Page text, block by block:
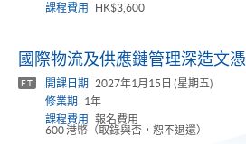
課程費用
HK$3,600
國際物流及供應鏈管理深造文憑
FT 開課日期
2027年1月15日 (星期五)
修業期
1年
課程費用
報名費用
600 港幣（取錄與否，恕不退還）